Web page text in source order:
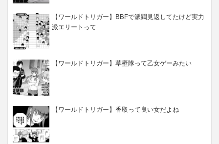
【ワールドトリガー】BBFで派閥見返してたけど実力
派エリートって
【ワールドトリガー】草壁隊って乙女ゲーみたい
【ワールドトリガー】香取って良い女だよね